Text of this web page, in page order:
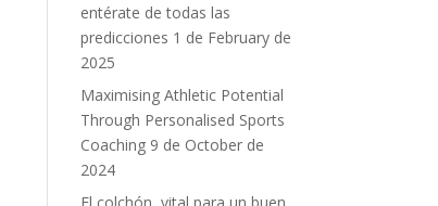
entérate de todas las
predicciones 1 de February de
2025
Maximising Athletic Potential
Through Personalised Sports
Coaching 9 de October de
2024